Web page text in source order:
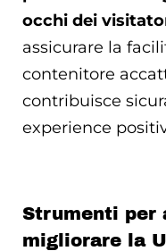
occhi dei
assicurare la
contenitore
contribuisce
experience
Strumenti per
migliorare la